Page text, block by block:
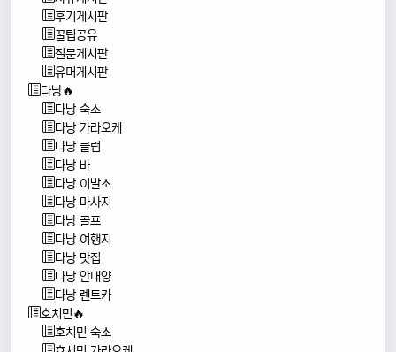
후기게시판
꿀팁공유
질문게시판
유머게시판
다낭🔥
다낭 숙소
다낭 가라오케
다낭 클럽
다낭 바
다낭 이발소
다낭 마사지
다낭 골프
다낭 여행지
다낭 맛집
다낭 안내양
다낭 렌트카
호치민🔥
호치민 숙소